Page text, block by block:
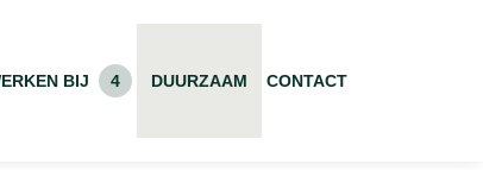
BIJ 4 DUURZAAM CONTACT